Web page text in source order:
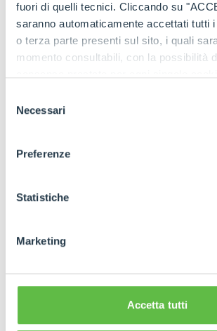
fuori di quelli tecnici. Cliccando su
saranno automaticamente accettati tutti
o terza parte presenti sul sito, i quali
momento consultabili, con la possibilità
ogni pagina, selezionare "Modifichi il suo
dell'informativa completa nel footer
pagina. Per esercitare i diritti
GDPR abbiamo predisposto una
delNecessari
Preferenze
Statistiche
Marketing
Accetta tutti